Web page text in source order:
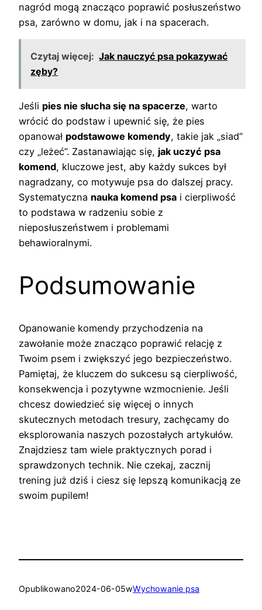
nagród mogą znacząco poprawić posłuszeństwo
psa, zarówno w domu, jak i na spacerach.
Czytaj więcej: Jak nauczyć psa pokazywać
zęby?
Jeśli pies nie słucha się na spacerze, warto
wrócić do podstaw i upewnić się, że pies
opanował podstawowe komendy, takie jak „siad”
czy „leżeć”. Zastanawiając się, jak uczyć psa
komend, kluczowe jest, aby każdy sukces był
nagradzany, co motywuje psa do dalszej pracy.
Systematyczna nauka komend psa i cierpliwość
to podstawa w radzeniu sobie z
nieposłuszeństwem i problemami
behawioralnymi.
Podsumowanie
Opanowanie komendy przychodzenia na
zawołanie może znacząco poprawić relację z
Twoim psem i zwiększyć jego bezpieczeństwo.
Pamiętaj, że kluczem do sukcesu są cierpliwość,
konsekwencja i pozytywne wzmocnienie. Jeśli
chcesz dowiedzieć się więcej o innych
skutecznych metodach tresury, zachęcamy do
eksplorowania naszych pozostałych artykułów.
Znajdziesz tam wiele praktycznych porad i
sprawdzonych technik. Nie czekaj, zacznij
trening już dziś i ciesz się lepszą komunikacją ze
swoim pupilem!
Opublikowano2024-06-05wWychowanie psa